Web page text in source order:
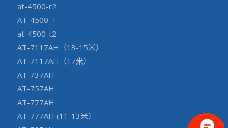
at-4500-r2
AT-4500-T
at-4500-t2
AT-7117AH（13-15米）
AT-7117AH（17米）
AT-737AH
AT-757AH
AT-777AH
AT-777AH (11-13米）